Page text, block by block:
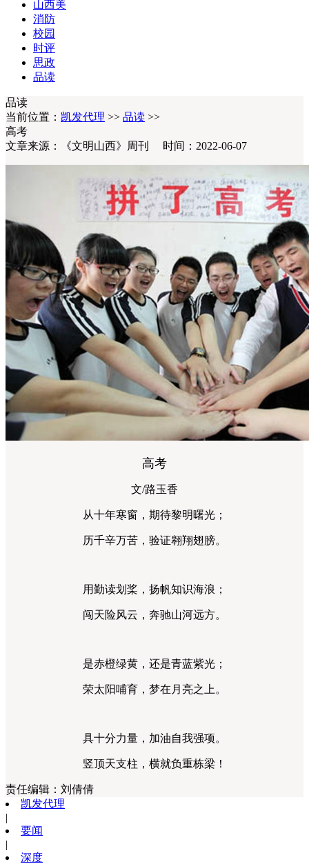
山西美
消防
校园
时评
思政
品读
品读
当前位置： 凯发代理 >> 品读 >>
高考
文章来源：《文明山西》周刊 时间：2022-06-07
高考
文/路玉香
从十年寒窗，期待黎明曙光；
历千辛万苦，验证翱翔翅膀。
用勤读划桨，扬帆知识海浪；
闯天险风云，奔驰山河远方。
是赤橙绿黄，还是青蓝紫光；
荣太阳哺育，梦在月亮之上。
具十分力量，加油自我强项。
竖顶天支柱，横就负重栋梁！
责任编辑： 刘倩倩
凯发代理
|
要闻
|
深度